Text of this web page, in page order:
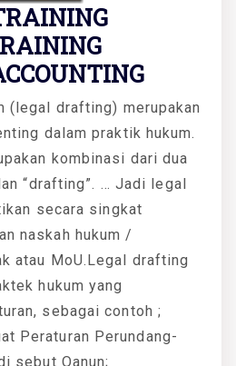
(legal drafting) merupakan
dalam praktik hukum.
kombinasi dari dua
“drafting”. … Jadi legal
secara singkat
naskah hukum /
atau MoU.Legal drafting
hukum yang
sebagai contoh ;
Peraturan Perundang-
sebut Qanun;